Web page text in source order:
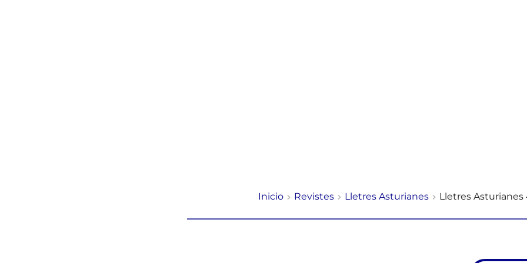
Inicio Revistes Lletres Asturianes Lletres Asturianes